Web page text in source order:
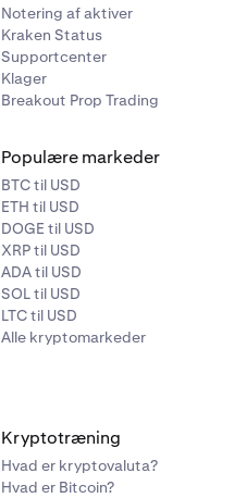
Notering af aktiver
Kraken Status
Supportcenter
Klager
Breakout Prop Trading
Populære markeder
BTC til USD
ETH til USD
DOGE til USD
XRP til USD
ADA til USD
SOL til USD
LTC til USD
Alle kryptomarkeder
Kryptotræning
Hvad er kryptovaluta?
Hvad er Bitcoin?